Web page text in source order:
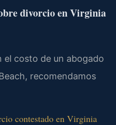
divorcio en Virginia
el costo de un abogado
recomendamos
contestado en Virginia